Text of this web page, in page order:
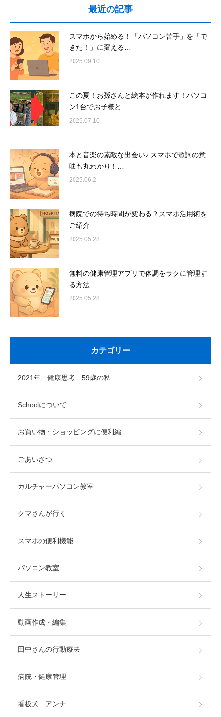
最近の記事
スマホから始める！「パソコン苦手」を「で
きた！」に変える…
2025.09.10
この夏！お孫さんと絵本が作れます！パソコ
ン1台でお子様と…
2025.07.10
本と音楽の素敵な出会い♪ スマホで歌詞の意
味も丸わかり！…
2025.06.2
病院での待ち時間が変わる？スマホ活用術を
ご紹介
2025.05.28
無料の健康管理アプリで体調をラクに管理す
る方法
2025.05.28
カテゴリー
2021年 健康思考 59歳の私
Schoolについて
お買い物・ショッピングに便利編
ごあいさつ
カルチャーパソコン教室
クマさんが行く
スマホの便利機能
パソコン教室
人生ストーリー
動画作成・編集
田中さんの行動療法
病院・健康管理
看板犬 アンナ